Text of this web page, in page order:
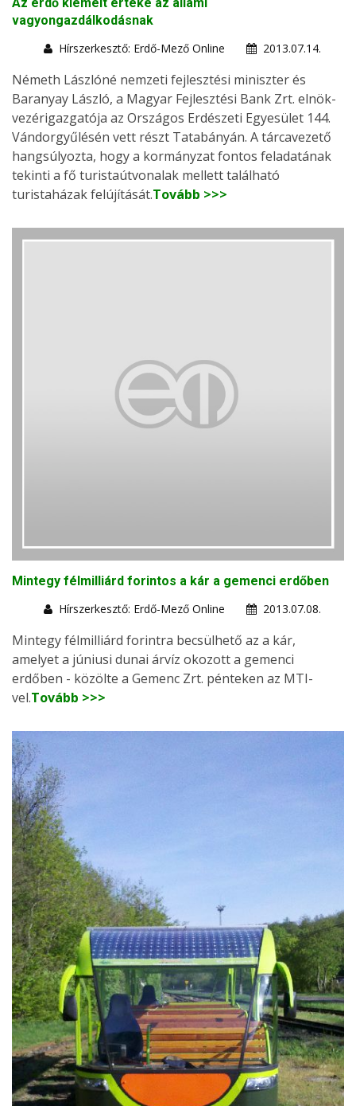
vagyongazdálkodásnak
Hírszerkesztő: Erdő-Mező Online
2013.07.14.
Németh Lászlóné nemzeti fejlesztési miniszter és
Baranyay László, a Magyar Fejlesztési Bank Zrt. elnök-
vezérigazgatója az Országos Erdészeti Egyesület 144.
Vándorgyűlésén vett részt Tatabányán. A tárcavezető
hangsúlyozta, hogy a kormányzat fontos feladatának
tekinti a fő turistaútvonalak mellett található
turistaházak felújítását.Tovább >>>
Mintegy félmilliárd forintos a kár a gemenci erdőben
Hírszerkesztő: Erdő-Mező Online
2013.07.08.
Mintegy félmilliárd forintra becsülhető az a kár,
amelyet a júniusi dunai árvíz okozott a gemenci
erdőben - közölte a Gemenc Zrt. pénteken az MTI-
vel.Tovább >>>